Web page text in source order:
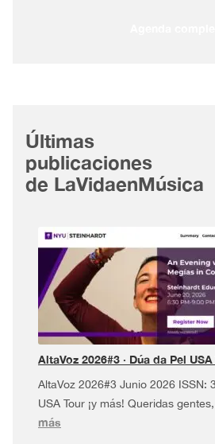
Últimas
publicaciones
de LaVidaenMúsica
AltaVoz 2026#3 · Dúa da Pel USA
AltaVoz 2026#3 Junio 2026 ISSN:
USA Tour ¡y más! Queridas
más